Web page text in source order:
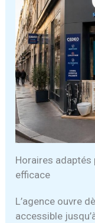
Horaires
efficace
L’agence ouvre
accessible